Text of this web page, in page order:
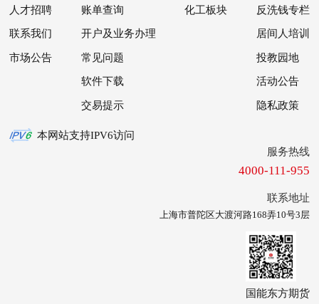
人才招聘
联系我们
市场公告
账单查询
开户及业务办理
常见问题
软件下载
交易提示
化工板块
反洗钱专栏
居间人培训
投教园地
活动公告
隐私政策
本网站支持IPV6访问
服务热线
4000-111-955
联系地址
上海市普陀区大渡河路168弄10号3层
国能东方期货